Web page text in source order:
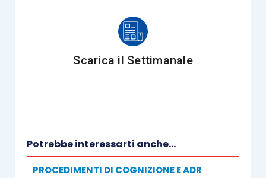
Scarica il Settimanale
Potrebbe interessarti anche...
PROCEDIMENTI DI COGNIZIONE E ADR